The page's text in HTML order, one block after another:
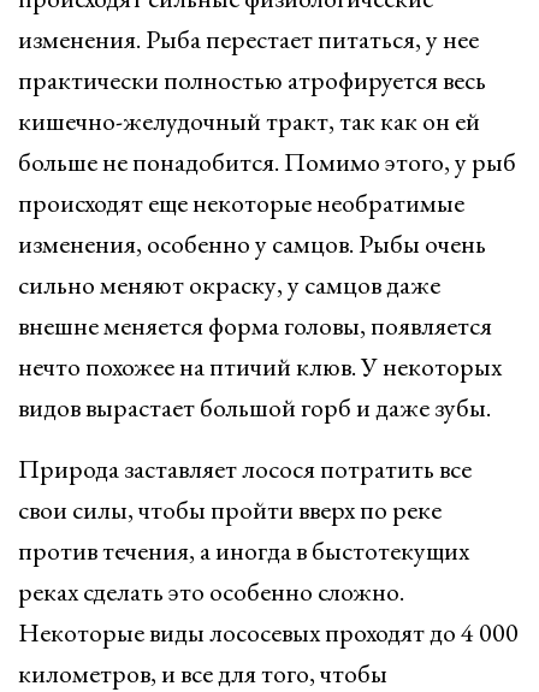
изменения. Рыба перестает питаться, у нее
практически полностью атрофируется весь
кишечно-желудочный тракт, так как он ей
больше не понадобится. Помимо этого, у рыб
происходят еще некоторые необратимые
изменения, особенно у самцов. Рыбы очень
сильно меняют окраску, у самцов даже
внешне меняется форма головы, появляется
нечто похожее на птичий клюв. У некоторых
видов вырастает большой горб и даже зубы.
Природа заставляет лосося потратить все
свои силы, чтобы пройти вверх по реке
против течения, а иногда в быстотекущих
реках сделать это особенно сложно.
Некоторые виды лососевых проходят до 4 000
километров, и все для того, чтобы